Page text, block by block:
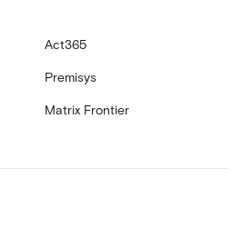
Act365
Premisys
Matrix Frontier